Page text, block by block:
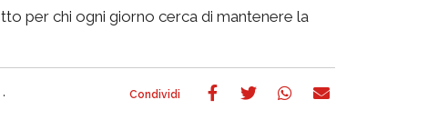
per chi ogni giorno cerca di mantenere la